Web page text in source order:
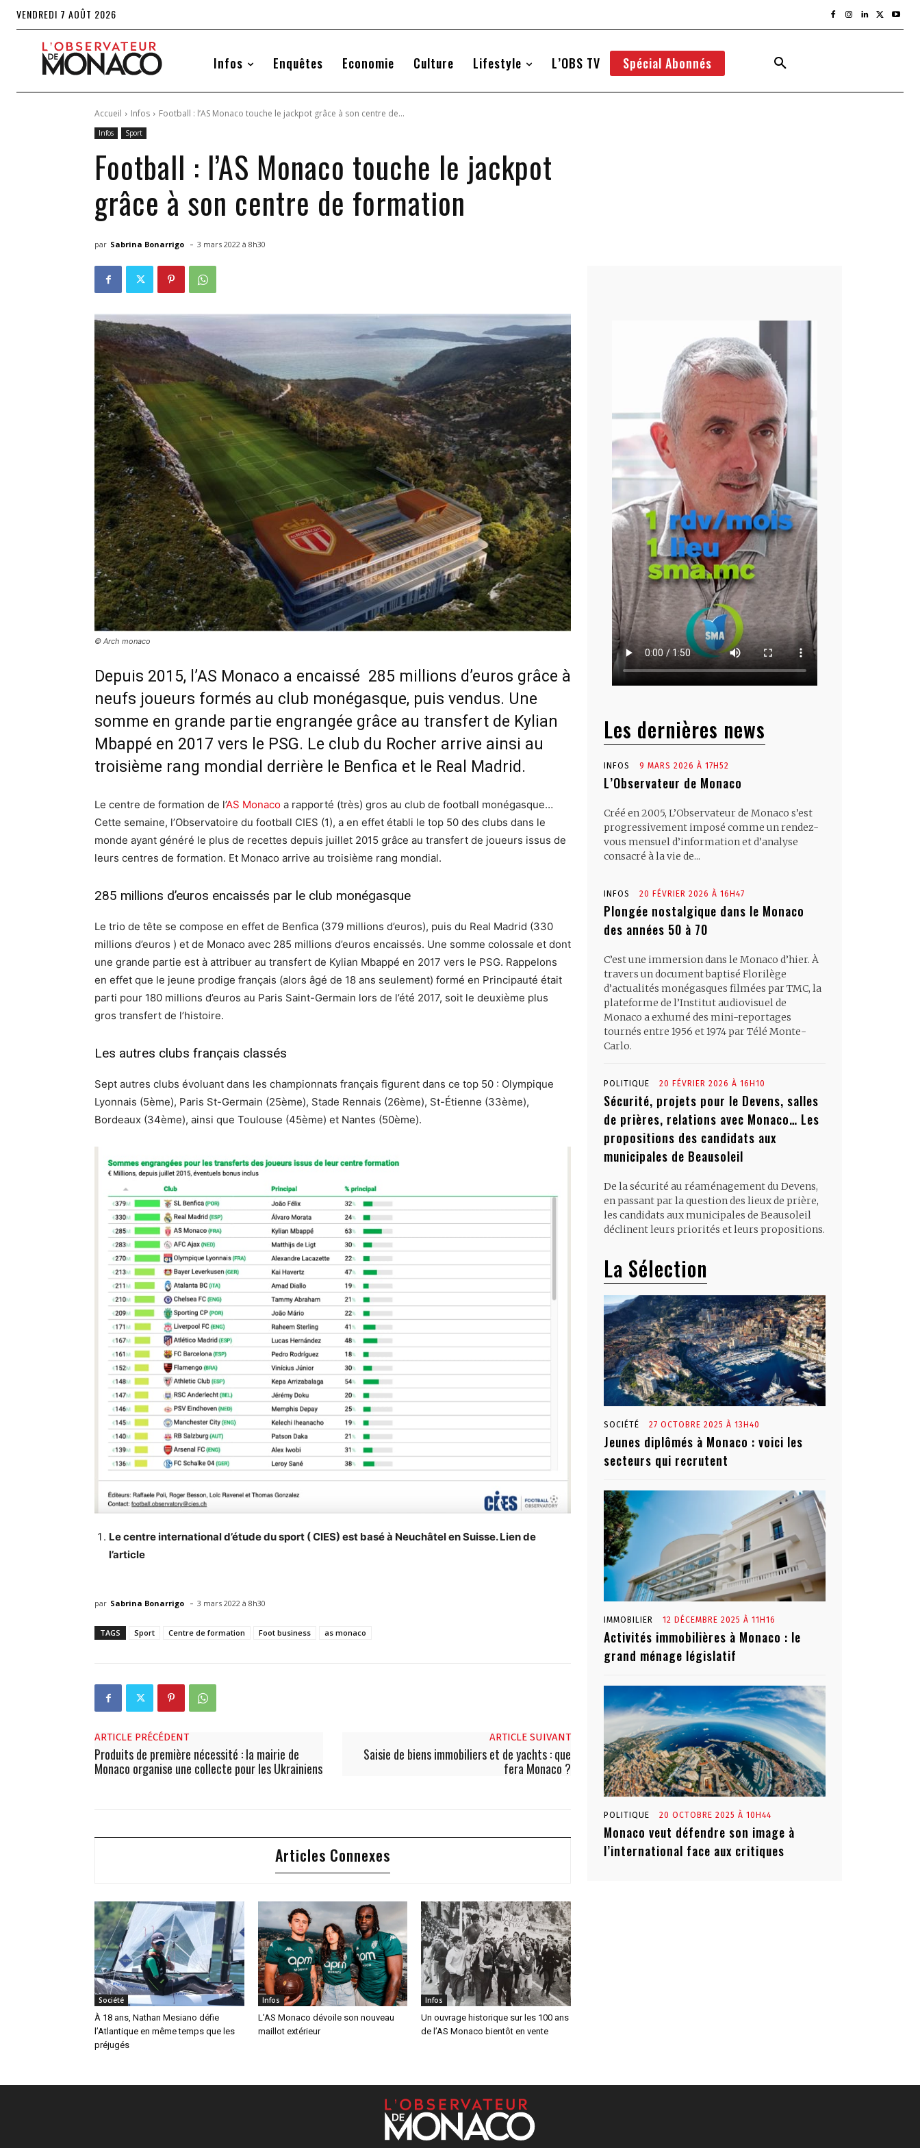
VENDREDI 7 AOÛT 2026
Infos Enquêtes Economie Culture Lifestyle L’OBS TV Spécial Abonnés
Accueil Infos Football : l’AS Monaco touche le jackpot grâce à son centre de...
Infos Sport
Football : l’AS Monaco touche le jackpot
grâce à son centre de formation
par Sabrina Bonarrigo - 3 mars 2022 à 8h30
© Arch monaco
Depuis 2015, l’AS Monaco a encaissé 285 millions d’euros grâce à
neufs joueurs formés au club monégasque, puis vendus. Une
somme en grande partie engrangée grâce au transfert de Kylian
Mbappé en 2017 vers le PSG. Le club du Rocher arrive ainsi au
troisième rang mondial derrière le Benfica et le Real Madrid.
Le centre de formation de l’AS Monaco a rapporté (très) gros au club de football monégasque…
Cette semaine, l’Observatoire du football CIES (1), a en effet établi le top 50 des clubs dans le
monde ayant généré le plus de recettes depuis juillet 2015 grâce au transfert de joueurs issus de
leurs centres de formation. Et Monaco arrive au troisième rang mondial.
285 millions d’euros encaissés par le club monégasque
Le trio de tête se compose en effet de Benfica (379 millions d’euros), puis du Real Madrid (330
millions d’euros ) et de Monaco avec 285 millions d’euros encaissés. Une somme colossale et dont
une grande partie est à attribuer au transfert de Kylian Mbappé en 2017 vers le PSG. Rappelons
en effet que le jeune prodige français (alors âgé de 18 ans seulement) formé en Principauté était
parti pour 180 millions d’euros au Paris Saint-Germain lors de l’été 2017, soit le deuxième plus
gros transfert de l’histoire.
Les autres clubs français classés
Sept autres clubs évoluant dans les championnats français figurent dans ce top 50 : Olympique
Lyonnais (5ème), Paris St-Germain (25ème), Stade Rennais (26ème), St-Étienne (33ème),
Bordeaux (34ème), ainsi que Toulouse (45ème) et Nantes (50ème).
Le centre international d’étude du sport ( CIES) est basé à Neuchâtel en Suisse. Lien de
l’article
par Sabrina Bonarrigo - 3 mars 2022 à 8h30
TAGS Sport Centre de formation Foot business as monaco
ARTICLE PRÉCÉDENT
Produits de première nécessité : la mairie de
Monaco organise une collecte pour les Ukrainiens
ARTICLE SUIVANT
Saisie de biens immobiliers et de yachts : que
fera Monaco ?
Articles Connexes
Société
À 18 ans, Nathan Mesiano défie
l’Atlantique en même temps que les
préjugés
Infos
L’AS Monaco dévoile son nouveau
maillot extérieur
Infos
Un ouvrage historique sur les 100 ans
de l’AS Monaco bientôt en vente
Les dernières news
INFOS 9 MARS 2026 À 17H52
L’Observateur de Monaco
Créé en 2005, L’Observateur de Monaco s’est
progressivement imposé comme un rendez-
vous mensuel d’information et d’analyse
consacré à la vie de...
INFOS 20 FÉVRIER 2026 À 16H47
Plongée nostalgique dans le Monaco
des années 50 à 70
C’est une immersion dans le Monaco d’hier. À
travers un document baptisé Florilège
d’actualités monégasques filmées par TMC, la
plateforme de l’Institut audiovisuel de
Monaco a exhumé des mini-reportages
tournés entre 1956 et 1974 par Télé Monte-
Carlo.
POLITIQUE 20 FÉVRIER 2026 À 16H10
Sécurité, projets pour le Devens, salles
de prières, relations avec Monaco… Les
propositions des candidats aux
municipales de Beausoleil
De la sécurité au réaménagement du Devens,
en passant par la question des lieux de prière,
les candidats aux municipales de Beausoleil
déclinent leurs priorités et leurs propositions.
La Sélection
SOCIÉTÉ 27 OCTOBRE 2025 À 13H40
Jeunes diplômés à Monaco : voici les
secteurs qui recrutent
IMMOBILIER 12 DÉCEMBRE 2025 À 11H16
Activités immobilières à Monaco : le
grand ménage législatif
POLITIQUE 20 OCTOBRE 2025 À 10H44
Monaco veut défendre son image à
l’international face aux critiques